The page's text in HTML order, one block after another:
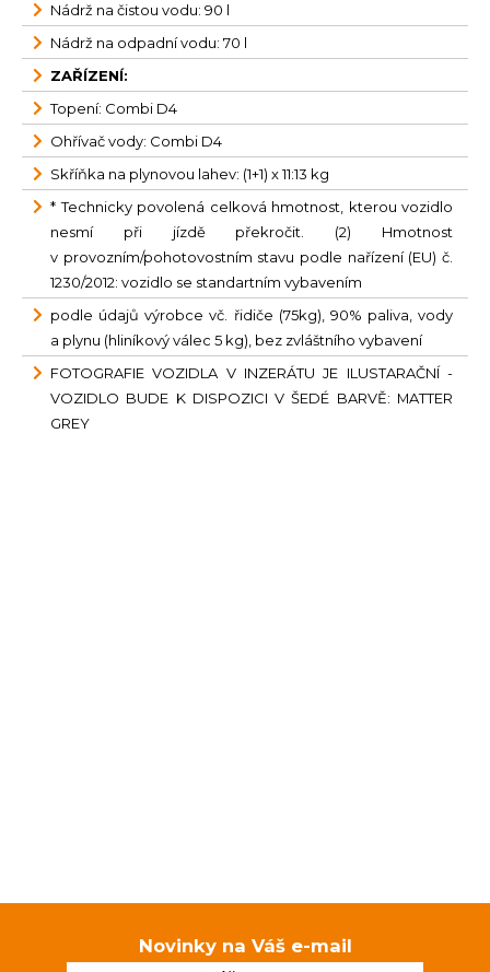
Nádrž na čistou vodu: 90 l
Nádrž na odpadní vodu: 70 l
ZAŘÍZENÍ:
Topení: Combi D4
Ohřívač vody: Combi D4
Skříňka na plynovou lahev: (1+1) x 11:13 kg
* Technicky povolená celková hmotnost, kterou vozidlo
nesmí při jízdě překročit. (2) Hmotnost
v provozním/pohotovostním stavu podle nařízení (EU) č.
1230/2012: vozidlo se standartním vybavením
podle údajů výrobce vč. řidiče (75kg), 90% paliva, vody
a plynu (hliníkový válec 5 kg), bez zvláštního vybavení
FOTOGRAFIE VOZIDLA V INZERÁTU JE ILUSTARAČNÍ -
VOZIDLO BUDE K DISPOZICI V ŠEDÉ BARVĚ: MATTER
GREY
Novinky na Váš e-mail